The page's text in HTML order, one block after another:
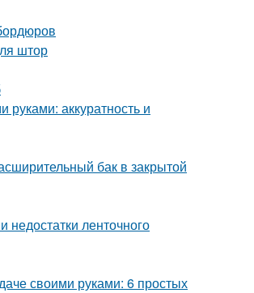
штор
руками: аккуратность и
бак в закрытой
ленточного
своими руками: 6 простых